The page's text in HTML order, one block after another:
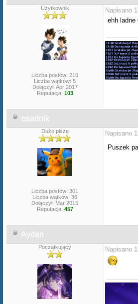
Użytkownik
Liczba postów: 216
Liczba wątków: 5
Dołączył: Apr 2017
Reputacja: 103
Napisano
ehh
osadnik
Dużo pisze
Liczba postów: 301
Liczba wątków: 36
Dołączył: Mar 2015
Reputacja: 457
Napisano
Puszek
Ayden
Początkujący Napisano